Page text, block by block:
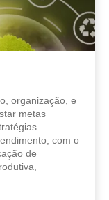
organização, e
metas
com o
de
processo